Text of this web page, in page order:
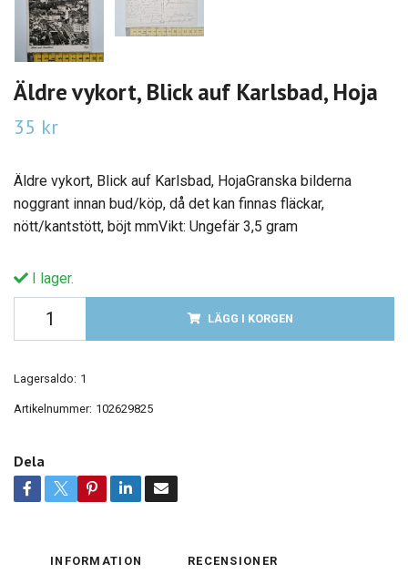
Äldre vykort, Blick auf Karlsbad, Hoja
35 kr
Äldre vykort, Blick auf Karlsbad, HojaGranska bilderna
noggrant innan bud/köp, då det kan finnas fläckar,
nött/kantstött, böjt mmVikt: Ungefär 3,5 gram
I lager.
LÄGG I KORGEN
Lagersaldo: 1
Artikelnummer: 102629825
Dela
INFORMATION RECENSIONER